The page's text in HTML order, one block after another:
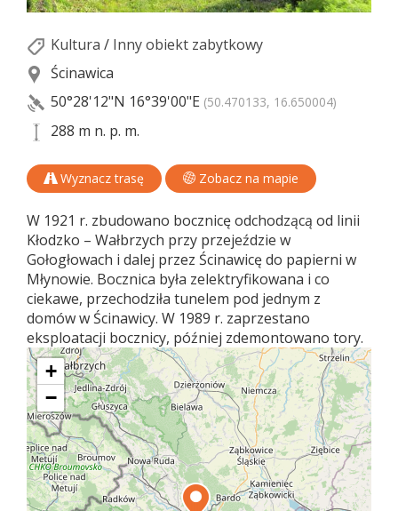
Kultura / Inny obiekt zabytkowy
Ścinawica
50°28'12"N 16°39'00"E (50.470133, 16.650004)
288 m n. p. m.
Wyznacz trasę Zobacz na mapie
W 1921 r. zbudowano bocznicę odchodzącą od linii
Kłodzko – Wałbrzych przy przejeździe w
Gołogłowach i dalej przez Ścinawicę do papierni w
Młynowie. Bocznica była zelektryfikowana i co
ciekawe, przechodziła tunelem pod jednym z
domów w Ścinawicy. W 1989 r. zaprzestano
eksploatacji bocznicy, później zdemontowano tory.
+
−